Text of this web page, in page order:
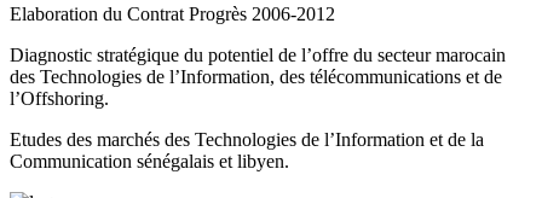
Elaboration du Contrat Progrès 2006-2012
Diagnostic stratégique du potentiel de l’offre du secteur marocain
des Technologies de l’Information, des télécommunications et de
l’Offshoring.
Etudes des marchés des Technologies de l’Information et de la
Communication sénégalais et libyen.